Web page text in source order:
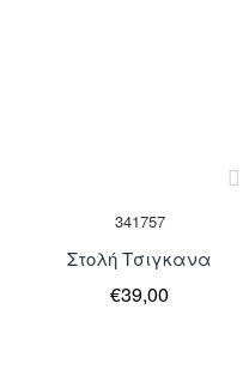
Μη Διαθέσιμο
341757
Στολή Τσιγκανα
€39,00